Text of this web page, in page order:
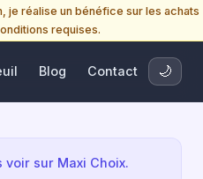
je réalise un bénéfice sur les achats
requises.
Blog Contact 🌙
voir sur Maxi Choix.